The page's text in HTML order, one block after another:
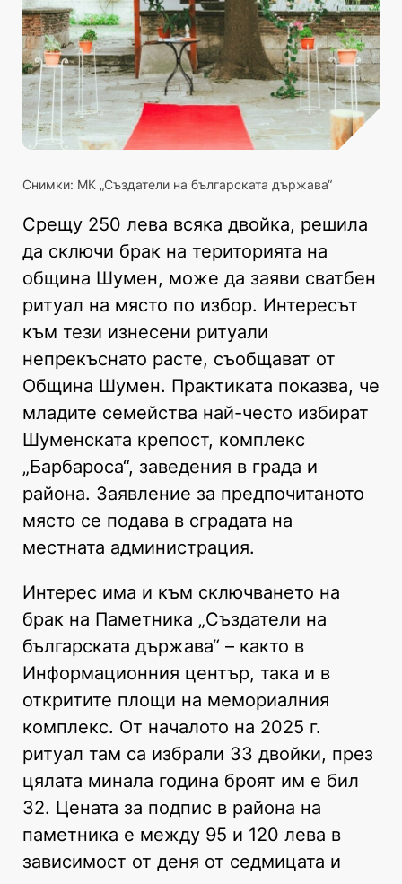
Снимки: МК „Създатели на българската държава“
Срещу 250 лева всяка двойка, решила
да сключи брак на територията на
община Шумен, може да заяви сватбен
ритуал на място по избор. Интересът
към тези изнесени ритуали
непрекъснато расте, съобщават от
Община Шумен. Практиката показва, че
младите семейства най-често избират
Шуменската крепост, комплекс
„Барбароса“, заведения в града и
района. Заявление за предпочитаното
място се подава в сградата на
местната администрация.
Интерес има и към сключването на
брак на Паметника „Създатели на
българската държава“ – както в
Информационния център, така и в
откритите площи на мемориалния
комплекс. От началото на 2025 г.
ритуал там са избрали 33 двойки, през
цялата минала година броят им е бил
32. Цената за подпис в района на
паметника е между 95 и 120 лева в
зависимост от деня от седмицата и